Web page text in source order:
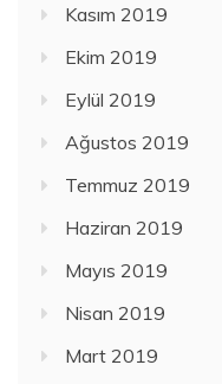
Kasım 2019
Ekim 2019
Eylül 2019
Ağustos 2019
Temmuz 2019
Haziran 2019
Mayıs 2019
Nisan 2019
Mart 2019